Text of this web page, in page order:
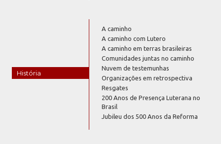
História
A caminho
A caminho com Lutero
A caminho em terras brasileiras
Comunidades juntas no caminho
Nuvem de testemunhas
Organizações em retrospectiva
Resgates
200 Anos de Presença Luterana no
Brasil
Jubileu dos 500 Anos da Reforma